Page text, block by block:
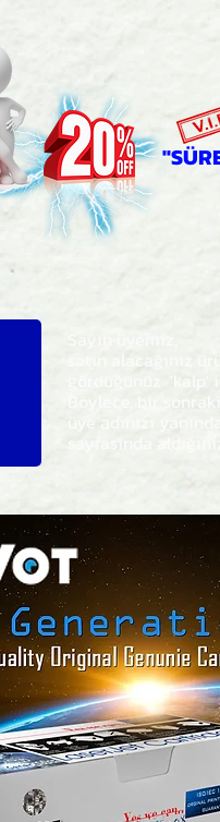
Sayın üyemiz,
satın alacağınız
gördüğünüz 'kalp'
bir sonraki
üye adınızı
sayfasında